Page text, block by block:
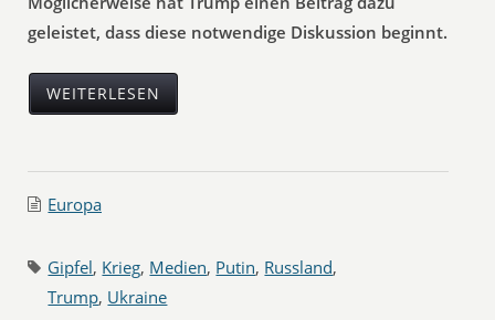
geleistet, dass diese notwendige Diskussion beginnt.
WEITERLESEN
Europa
Gipfel, Krieg, Medien, Putin, Russland,
Trump, Ukraine